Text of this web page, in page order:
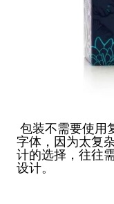
包装不需要使用
字体，因为太复
计的选择，往往
设计。